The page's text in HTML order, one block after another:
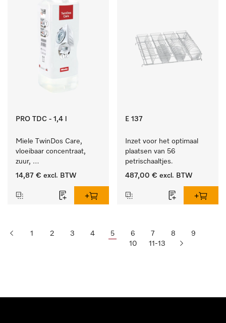
PRO TDC - 1,4 l
Miele TwinDos Care,
vloeibaar concentraat,
zuur,
1,4 l Reinigingsmiddel
doseersysteem.
14,87 € excl. BTW
E 137
Inzet voor het optimaal
plaatsen van 56
petrischaaltjes.
487,00 € excl. BTW
1 2 3 4 5 6 7 8
9
10
11-13